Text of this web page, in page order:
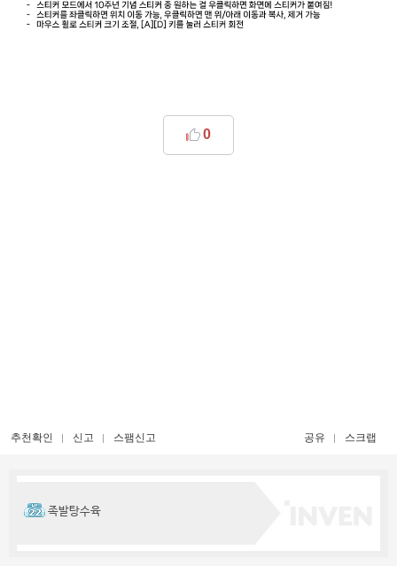
0
추천확인 신고 스팸신고 공유 스크랩
족발탕수육